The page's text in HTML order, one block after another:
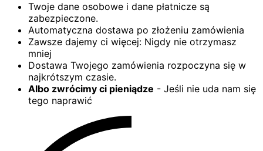
Twoje dane osobowe i dane płatnicze są
zabezpieczone.
Automatyczna dostawa po złożeniu zamówienia
Zawsze dajemy ci więcej: Nigdy nie otrzymasz
mniej
Dostawa Twojego zamówienia rozpoczyna się w
najkrótszym czasie.
Albo zwrócimy ci pieniądze - Jeśli nie uda nam się
tego naprawić